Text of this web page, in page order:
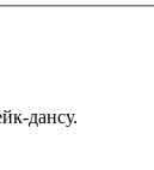
дансу.